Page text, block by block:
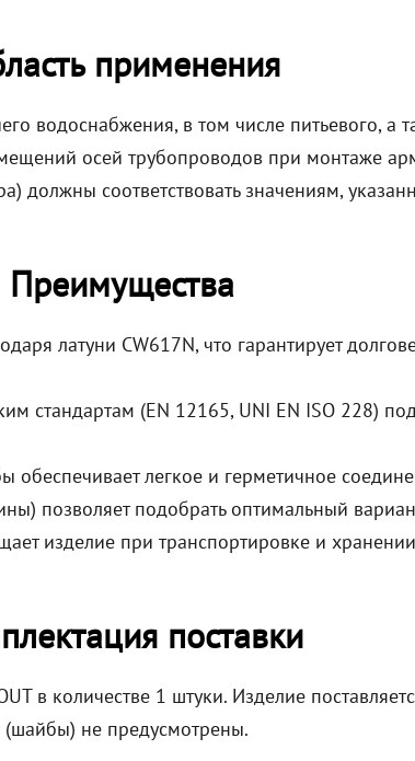
применения
водоснабжения, в том числе питьевого, а
осей трубопроводов при монтаже
должны соответствовать значениям,
Преимущества
латуни CW617N, что гарантирует
стандартам (EN 12165, UNI EN ISO 228)
обеспечивает легкое и герметичное
позволяет подобрать оптимальный
изделие при транспортировке и
поставки
в количестве 1 штуки. Изделие
(шайбы) не предусмотрены.